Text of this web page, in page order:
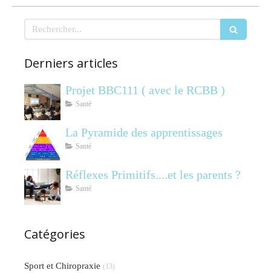
Rechercher
Derniers articles
Projet BBC111 ( avec le RCBB )
Santé
La Pyramide des apprentissages
Santé
Réflexes Primitifs....et les parents ?
Santé
Catégories
Sport et Chiropraxie (13)